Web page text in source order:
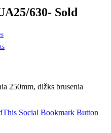
630- Sold
250mm, dlžks brusenia